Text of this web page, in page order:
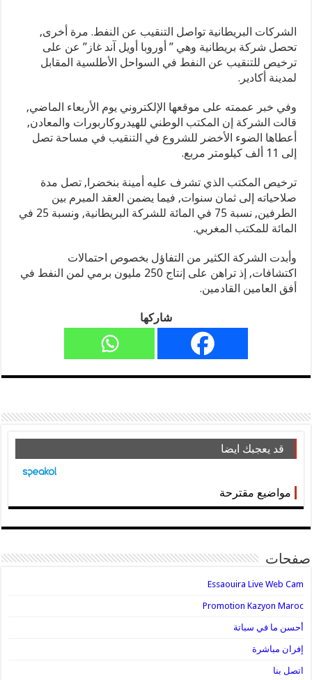
الشركات البريطانية تواصل التنقيب عن النفط. مرة أخرى,
تحصل شركة بريطانية وهي ” أوروبا أويل آند غاز” عن على
ترخيص للتنقيب عن النفط في السواحل الأطلسية المقابل
لمدينة أكادير.
وفي خبر عممته على موقعها الإلكتروني يوم الأربعاء الماضي,
قالت الشركة إن المكتب الوطني للهيدروكاربورات والمعادن,
أعطاها الضوء الأخضر للشروع في التنقيب في مساحة تصل
إلى 11 ألف كيلومتر مربع.
ترخيص المكتب الذي تشرف عليه أمينة بنخضرا, تصل مدة
صلاحياته إلى ثمان سنوات, فيما يضمن العقد المبرم بين
الطرفين, نسبة 75 في المائة للشركة البريطانية, ونسبة 25 في
المائة للمكتب المغربي.
وأبدت الشركة الكثير من التفاؤل بخصوص احتمالات
اكتشافات, إذ تراهن على إنتاج 250 مليون برمي لمن النفط في
أفق العامين القادمين.
شاركها
قد يعجبك ايضا
مواضيع مقترحة
صفحات
Essaouira Live Web Cam
Promotion Kazyon Maroc
أحسن ما في سباتة
إفران مباشرة
اتصل بنا